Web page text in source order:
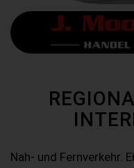
Nah- und Fernverkehr.